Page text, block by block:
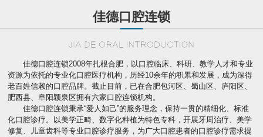
佳德口腔连锁
佳德口腔连锁2008年扎根合肥，以口腔临床、科研、教学人才和专业
资源为依托的专业化口腔医疗机构，历经10余年的积累和发展，成为深得
老百姓信赖的口腔品牌。截止目前，已在合肥包河区、蜀山区、庐阳区、
肥西县、阜阳颖泉区拥有六家口腔连锁机构。
佳德口腔连锁秉承“爱人如己”的服务理念，保持一贯的精细化、标准
化口腔诊疗。以美学正畸、数字化种植为特色专科，开展牙周治疗、美学
修复、儿童齿科等专业口腔诊疗服务，为广大口腔患者的口腔诊疗需求提